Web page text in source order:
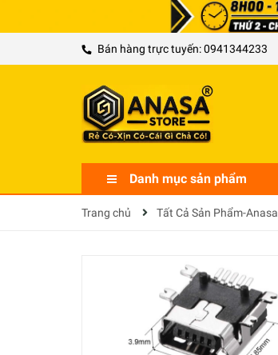
Bán hàng trực tuyến:0941344233
Danh mục sản phẩm
Trang chủ Tất Cả Sản Phẩm-Anasa